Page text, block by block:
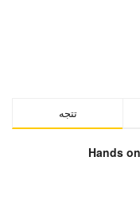
تتجه
Hands